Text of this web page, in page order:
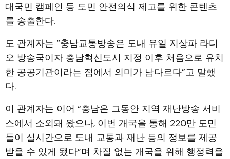
대국민 캠페인 등 도민 안전의식 제고를 위한 콘텐츠
를 송출한다.
도 관계자는 “충남교통방송은 도내 유일 지상파 라디
오 방송국이자 충남혁신도시 지정 이후 처음으로 유치
한 공공기관이라는 점에서 의미가 남다르다”고 말했
다.
이 관계자는 이어 “충남은 그동안 지역 재난방송 서비
스에서 소외돼 왔으나, 이번 개국을 통해 220만 도민
들이 실시간으로 도내 교통과 재난 등의 정보를 제공
받을 수 있게 됐다”며 차질 없는 개국을 위해 행정력을